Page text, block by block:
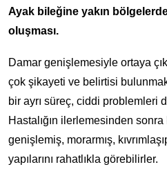
Ayak bileğine yakın
oluşması.
Damar genişlemesiyle ortaya
çok şikayeti ve belirtisi
bir ayrı süreç, ciddi problemleri
Hastalığın ilerlemesinden
genişlemiş, morarmış,
yapılarını rahatlıkla görebilirler.